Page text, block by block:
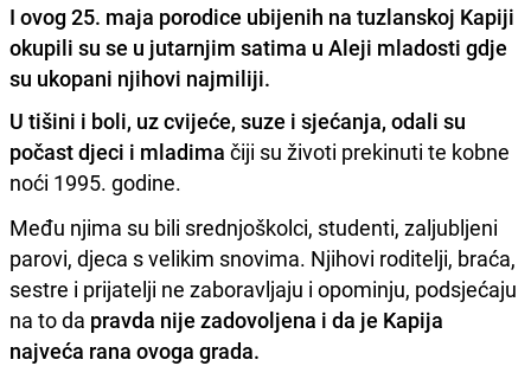
I ovog 25. maja porodice ubijenih na tuzlanskoj Kapiji
okupili su se u jutarnjim satima u Aleji mladosti gdje
su ukopani njihovi najmiliji.
U tišini i boli, uz cvijeće, suze i sjećanja, odali su
počast djeci i mladima čiji su životi prekinuti te kobne
noći 1995. godine.
Među njima su bili srednjoškolci, studenti, zaljubljeni
parovi, djeca s velikim snovima. Njihovi roditelji, braća,
sestre i prijatelji ne zaboravljaju i opominju, podsjećaju
na to da pravda nije zadovoljena i da je Kapija
najveća rana ovoga grada.